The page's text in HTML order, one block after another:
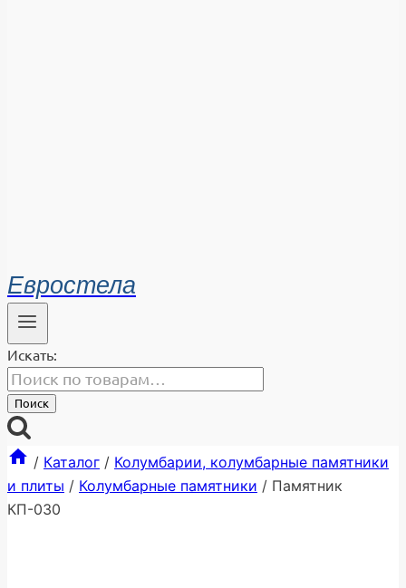
Евростела
Искать:
Поиск
/ Каталог / Колумбарии, колумбарные памятники
и плиты / Колумбарные памятники / Памятник
КП-030